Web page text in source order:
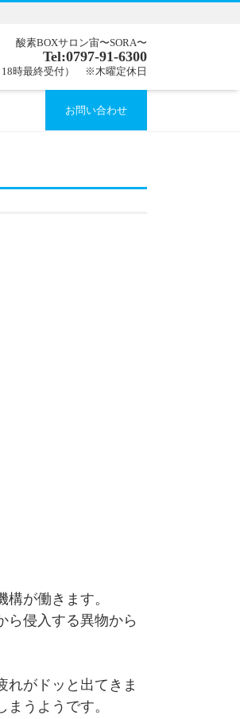
酸素BOXサロン宙〜SORA〜
Tel:0797-91-6300
18時最終受付） ※木曜定休日
お問い合わせ
が働きます。
ら侵入する異物から
れがドッと出てきま
うようです。